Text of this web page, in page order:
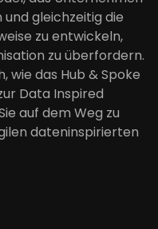
gleichzeitig die
zu entwickeln,
zu überfordern.
wie das Hub & Spoke
Data Inspired
auf dem Weg zu
dateninspirierten